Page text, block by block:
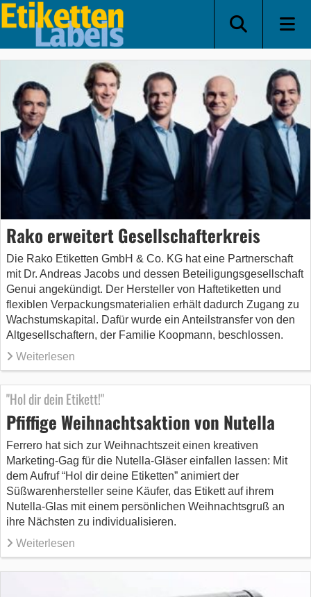
Rako erweitert Gesellschafterkreis
Die Rako Etiketten GmbH & Co. KG hat eine Partnerschaft
mit Dr. Andreas Jacobs und dessen Beteiligungsgesellschaft
Genui angekündigt. Der Hersteller von Haftetiketten und
flexiblen Verpackungsmaterialien erhält dadurch Zugang zu
Wachstumskapital. Dafür wurde ein Anteilstransfer von den
Altgesellschaftern, der Familie Koopmann, beschlossen.
Weiterlesen
"Hol dir dein Etikett!"
Pfiffige Weihnachtsaktion von Nutella
Ferrero hat sich zur Weihnachtszeit einen kreativen
Marketing-Gag für die Nutella-Gläser einfallen lassen: Mit
dem Aufruf “Hol dir deine Etiketten” animiert der
Süßwarenhersteller seine Käufer, das Etikett auf ihrem
Nutella-Glas mit einem persönlichen Weihnachtsgruß an
ihre Nächsten zu individualisieren.
Weiterlesen